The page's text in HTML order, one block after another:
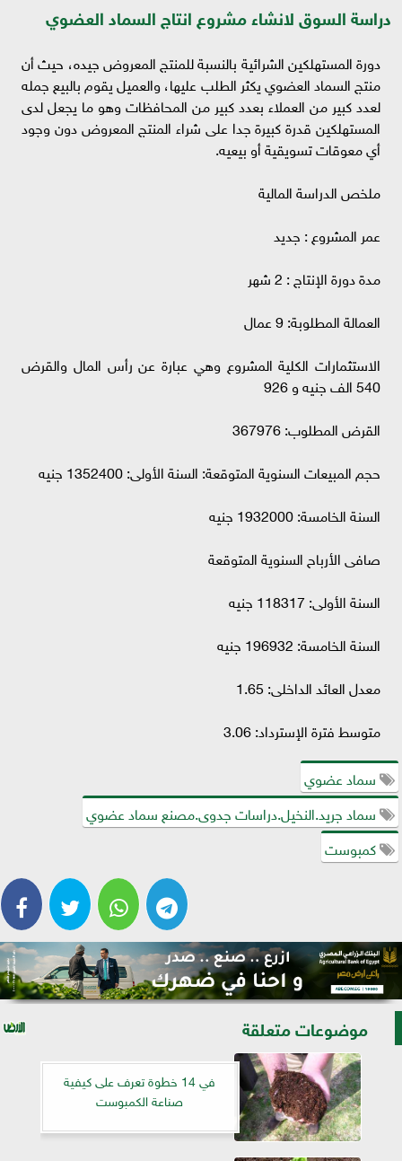
دراسة السوق لانشاء مشروع انتاج السماد العضوي
دورة المستهلكين الشرائية بالنسبة للمنتج المعروض جيده، حيث أن
منتج السماد العضوي يكثر الطلب عليها، والعميل يقوم بالبيع جمله
لعدد كبير من العملاء بعدد كبير من المحافظات وهو ما يجعل لدى
المستهلكين قدرة كبيرة جدا على شراء المنتج المعروض دون وجود
أي معوقات تسويقية أو بيعيه.
ملخص الدراسة المالية
عمر المشروع : جديد
مدة دورة الإنتاج : 2 شهر
العمالة المطلوبة: 9 عمال
الاستثمارات الكلية المشروع وهي عبارة عن رأس المال والقرض
540 الف جنيه و 926
القرض المطلوب: 367976
حجم المبيعات السنوية المتوقعة: السنة الأولى: 1352400 جنيه
السنة الخامسة: 1932000 جنيه
صافى الأرباح السنوية المتوقعة
السنة الأولى: 118317 جنيه
السنة الخامسة: 196932 جنيه
معدل العائد الداخلى: 1.65
متوسط فترة الإسترداد: 3.06
سماد عضوي
سماد جريد.النخيل.دراسات جدوى.مصنع سماد عضوي
كمبوست
موضوعات متعلقة
في 14 خطوة تعرف على كيفية
صناعة الكمبوست